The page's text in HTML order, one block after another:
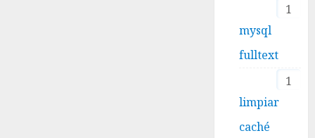
1
mysql
fulltext
1
limpiar
caché